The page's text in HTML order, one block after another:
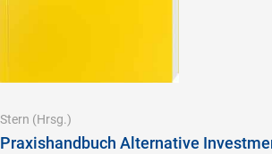
Stern (Hrsg.)
Praxishandbuch Alternative